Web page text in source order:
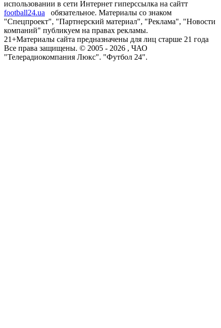
использовании в сети Интернет гиперссылка на сайтт
football24.ua
обязательное. Материалы со знаком
"Спецпроект", "Партнерский материал", "Реклама", "Новости
компаний" публикуем на правах рекламы.
21+Материалы сайта предназначены для лиц старше 21 года
Все права защищены. © 2005 - 2026 , ЧАО
"Телерадиокомпания Люкс". "Футбол 24".